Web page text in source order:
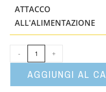
ATTACCO
ALL'ALIMENTAZIONE
- +
AGGIUNGI AL